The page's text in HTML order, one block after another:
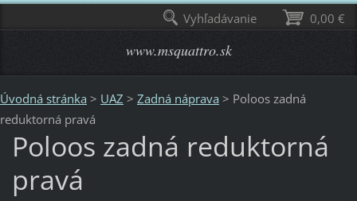
www.msquattro.sk
Úvodná stránka > UAZ > Zadná náprava > Poloos zadná
reduktorná pravá
Poloos zadná reduktorná
pravá
0,00 €
Vyhľadávanie